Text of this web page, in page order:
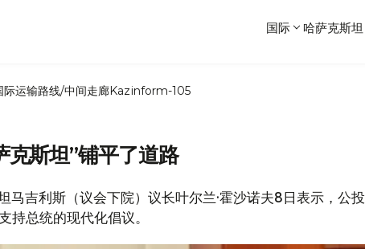
国际 哈萨克斯坦
际运输路线/中间走廊Kazinform-105
克斯坦”铺平了道路
吉利斯（议会下院）议长叶尔兰·霍沙诺夫8日表示，公投
持总统的现代化倡议。